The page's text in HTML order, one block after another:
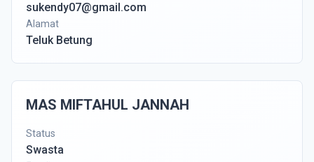
sukendy07@gmail.com
Alamat
Teluk Betung
MAS MIFTAHUL JANNAH
Status
Swasta